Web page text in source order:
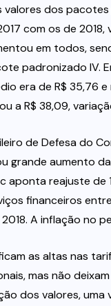
valores dos
com os de
em todos,
padronizado IV.
era de R$ 35,76
a R$ 38,09,
de Defesa do
grande aumento
aponta reajuste de
financeiros
A inflação no
as altas nas
mas não
dos valores, uma